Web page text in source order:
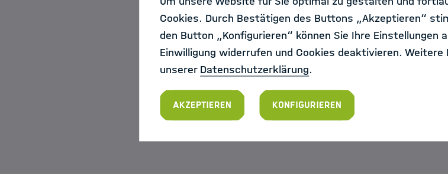
Universität
Künstliche
Computersysteme
Intelligenz,
und der
Cookies. Durch Bestätigen des Buttons „Akzeptieren“
den Button „Konfigurieren“ können Sie Ihre Einstellungen
Einwilligung widerrufen und Cookies deaktivieren.
unserer Datenschutzerklärung.
Akzeptieren Konfigurieren